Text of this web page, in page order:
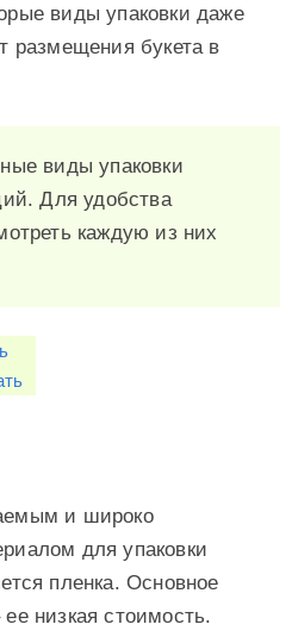
виды упаковки даже
размещения букета в
виды упаковки
Для удобства
каждую из них
и широко
для упаковки
пленка. Основное
низкая стоимость.